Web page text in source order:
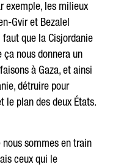
exemple, les milieux
Gvir et Bezalel
que la Cisjordanie
ça nous donnera un
à Gaza, et ainsi
détruire pour
le plan des deux États.
sommes en train
ceux qui le